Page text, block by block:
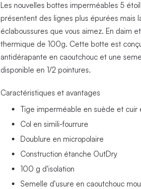
Les nouvelles bottes imperméables 5
présentent des lignes plus épurées mais
éclaboussures que vous aimez. En daim
thermique de 100g. Cette botte est
antidérapante en caoutchouc et une
disponible en 1/2 pointures.
Caractéristiques et avantages
Tige imperméable en suède et cuir
Col en simili-fourrure
Doublure en micropolaire
Construction étanche OutDry
100 g d'isolation
Semelle d'usure en caoutchouc